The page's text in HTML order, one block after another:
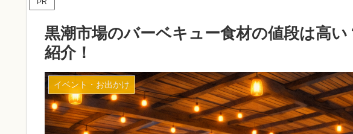
PR
黒潮市場のバーベキュー食材の値段は高
紹介！
イベント・お出かけ